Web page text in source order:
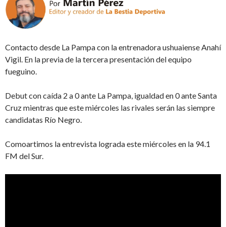
Contacto desde La Pampa con la entrenadora ushuaiense Anahí
Vigil. En la previa de la tercera presentación del equipo
fueguino.
Debut con caída 2 a 0 ante La Pampa, igualdad en 0 ante Santa
Cruz mientras que este miércoles las rivales serán las siempre
candidatas Río Negro.
Comoartimos la entrevista lograda este miércoles en la 94.1
FM del Sur.